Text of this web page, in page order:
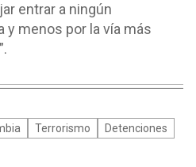
entrar a ningún
y menos por la vía más
Terrorismo
Detenciones